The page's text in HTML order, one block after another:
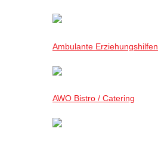
Ambulante Erziehungshilfen
AWO Bistro / Catering